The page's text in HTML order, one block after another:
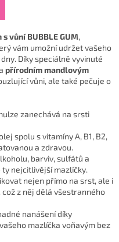
vůní BUBBLE GUM,
vám umožní udržet vašeho
Díky speciálně vyvinuté
přírodním mandlovým
vůni, ale také pečuje o
zanechává na srsti
spolu s vitamíny A, B1, B2,
a zdravou.
barviv, sulfátů a
nejcitlivější mazlíčky.
nejen přímo na srst, ale i
z něj dělá všestranného
nanášení díky
mazlíčka voňavým bez